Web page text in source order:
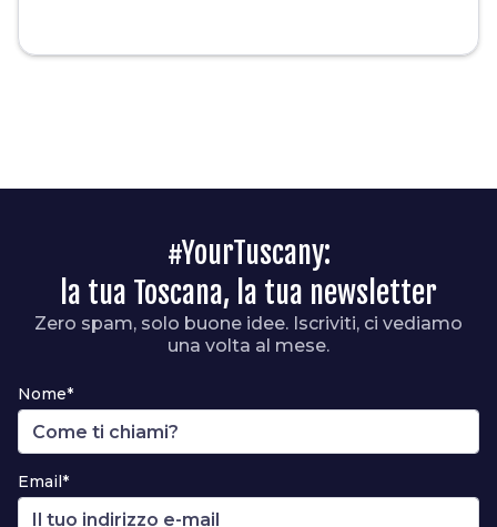
#YourTuscany:
la tua Toscana, la tua newsletter
Zero spam, solo buone idee. Iscriviti, ci vediamo
una volta al mese.
Nome*
Email*